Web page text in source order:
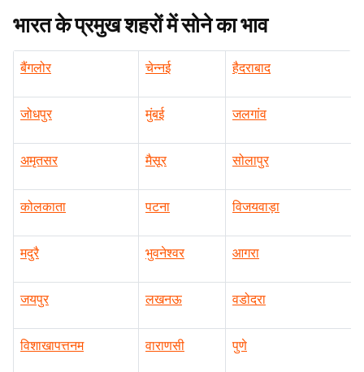
भारत के प्रमुख शहरों में सोने का भाव
बैंगलोर चेन्नई हैदराबाद
जोधपुर मुंबई जलगांव
अमृतसर मैसूर सोलापुर
कोलकाता पटना विजयवाड़ा
मदुरै भुवनेश्वर आगरा
जयपुर लखनऊ वडोदरा
विशाखापत्तनम वाराणसी पुणे